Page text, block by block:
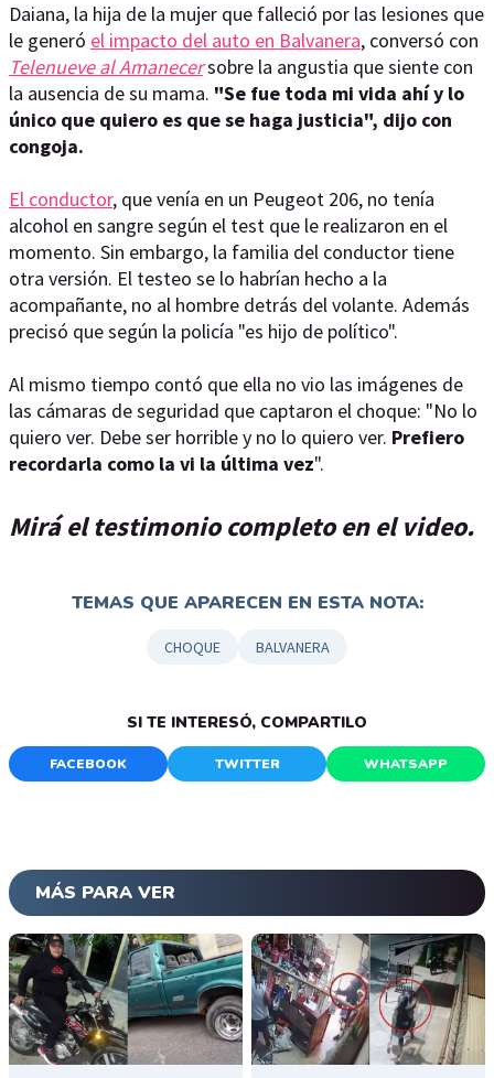
Daiana, la hija de la mujer que falleció por las lesiones que
le generó el impacto del auto en Balvanera, conversó con
Telenueve al Amanecersobre la angustia que siente con
la ausencia de su mama. "Se fue toda mi vida ahí y lo
único que quiero es que se haga justicia", dijo con
congoja.
El conductor, que venía en un Peugeot 206, no tenía
alcohol en sangre según el test que le realizaron en el
momento. Sin embargo, la familia del conductor tiene
otra versión. El testeo se lo habrían hecho a la
acompañante, no al hombre detrás del volante. Además
precisó que según la policía "es hijo de político".
Al mismo tiempo contó que ella no vio las imágenes de
las cámaras de seguridad que captaron el choque: "No lo
quiero ver. Debe ser horrible y no lo quiero ver. Prefiero
recordarla como la vi la última vez".
Mirá el testimonio completo en el video.
TEMAS QUE APARECEN EN ESTA NOTA:
CHOQUE BALVANERA
SI TE INTERESÓ, COMPARTILO
FACEBOOK TWITTER WHATSAPP
MÁS PARA VER